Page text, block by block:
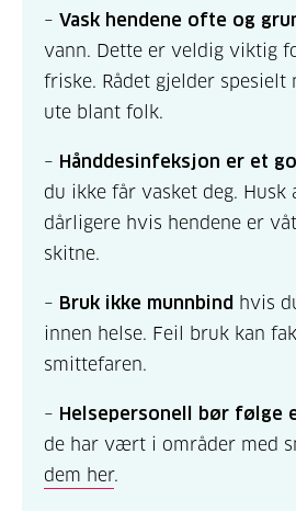
– Vask hendene ofte og
vann. Dette er veldig viktig
friske. Rådet gjelder
ute blant folk.
– Hånddesinfeksjon er et
du ikke får vasket deg. Husk
dårligere hvis hendene er
skitne.
– Bruk ikke munnbind hvis
innen helse. Feil bruk kan
smittefaren.
– Helsepersonell bør følge
de har vært i områder med
dem her.